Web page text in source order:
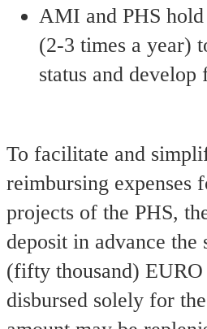
AMI and PHS
(2-3 times a year)
status and develop
To facilitate and
reimbursing expenses
projects of the PHS,
deposit in advance the
(fifty thousand)
disbursed solely for